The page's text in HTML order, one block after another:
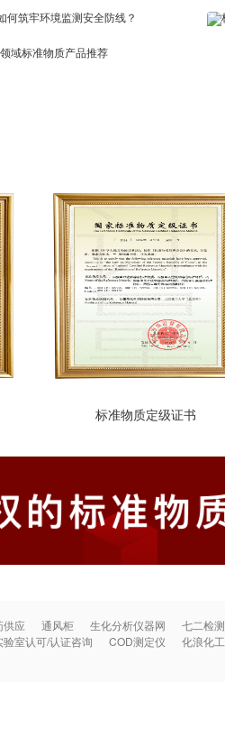
域标准物质产品推荐
标准物质定级证书
供应 通风柜 生化分析仪器网 七二检测
验室认可/认证咨询 COD测定仪 化浪化